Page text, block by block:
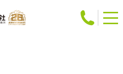
"slug" on int in
www.reatec.co.jp/works/detail.php